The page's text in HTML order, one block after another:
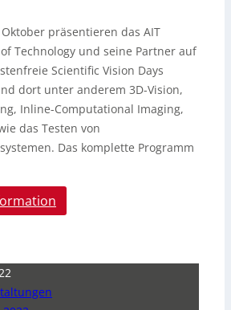
präsentieren das AIT
Technology und seine Partner auf
Scientific Vision Days
dort unter anderem 3D-Vision,
Inline-Computational Imaging,
das Testen von
Das komplette Programm